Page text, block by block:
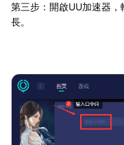
第三步：開啟UU加速器
長。